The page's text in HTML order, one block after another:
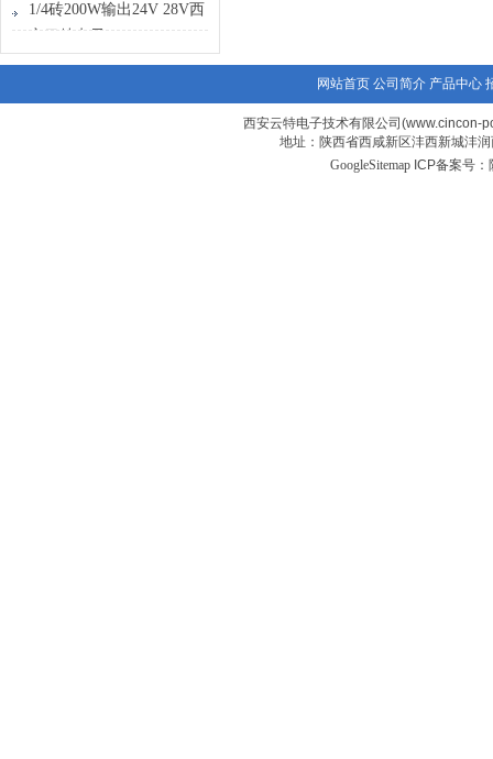
1/4砖200W输出24V 28V西
安云特电子
网站首页 公司简介 产品中心
西安云特电子技术有限公司(www.cincon-
地址：陕西省西咸新区沣西新城沣
GoogleSitemap ICP备案号：